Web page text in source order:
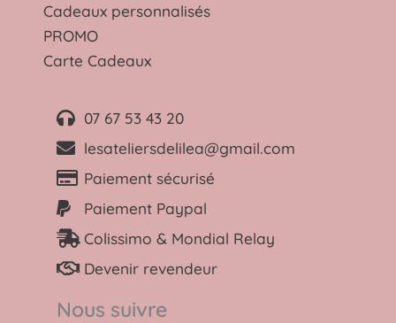
Cadeaux personnalisés
PROMO
Carte Cadeaux
07 67 53 43 20
lesateliersdelilea@gmail.com
Paiement sécurisé
Paiement Paypal
Colissimo & Mondial Relay
Devenir revendeur
Nous suivre